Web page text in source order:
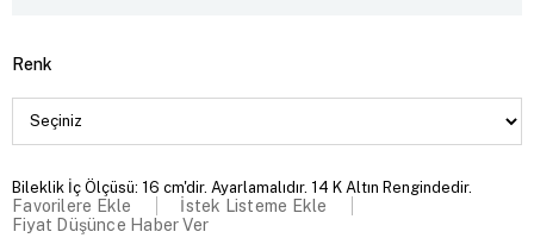
Renk
Bileklik İç Ölçüsü: 16 cm'dir. Ayarlamalıdır. 14 K Altın Rengindedir.
Favorilere Ekle
İstek Listeme Ekle
Fiyat Düşünce Haber Ver